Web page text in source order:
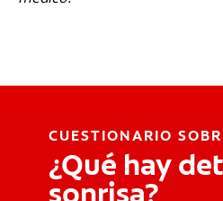
CUESTIONARIO
¿Qué hay